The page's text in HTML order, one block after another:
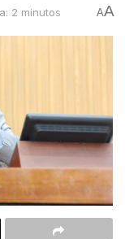
2 minutos AA